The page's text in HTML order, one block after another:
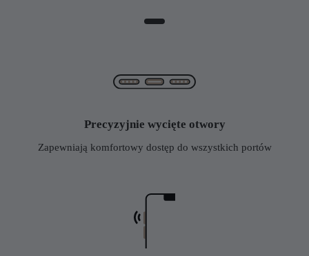
Precyzyjnie wycięte otwory
Zapewniają komfortowy dostęp do wszystkich portów